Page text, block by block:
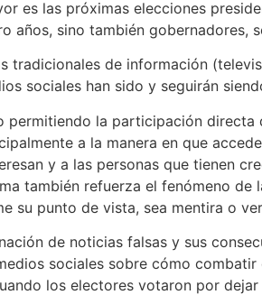
es las próximas elecciones
años, sino también gobernadores,
tradicionales de información
sociales han sido y seguirán
la participación
a la manera en que
y a las personas que tienen
también refuerza el fenómeno
su punto de vista, sea mentira o
de noticias falsas y sus
sociales sobre cómo
los electores votaron por dejar